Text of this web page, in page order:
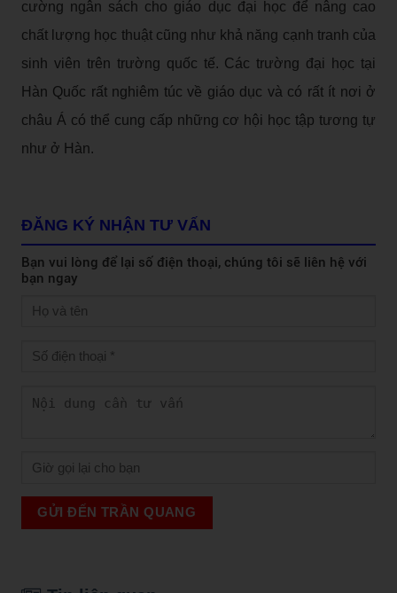
cường ngân sách cho giáo dục đại học để nâng cao
chất lượng học thuật cũng như khả năng cạnh tranh của
sinh viên trên trường quốc tế. Các trường đại học tại
Hàn Quốc rất nghiêm túc về giáo dục và có rất ít nơi ở
châu Á có thể cung cấp những cơ hội học tập tương tự
như ở Hàn.
ĐĂNG KÝ NHẬN TƯ VẤN
Bạn vui lòng để lại số điện thoại, chúng tôi sẽ liên hệ với
bạn ngay
GỬI ĐẾN TRẦN QUANG